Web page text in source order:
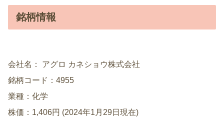
銘柄情報
会社名： アグロ カネショウ株式会社
銘柄コード：4955
業種：化学
株価：1,406円 (2024年1月29日現在)